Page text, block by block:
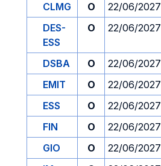
CLMG
O 22/06/2027
DES-
ESS
O 22/06/2027
DSBA O 22/06/2027
EMIT
O 22/06/2027
ESS
O 22/06/2027
FIN
O 22/06/2027
GIO
O 22/06/2027